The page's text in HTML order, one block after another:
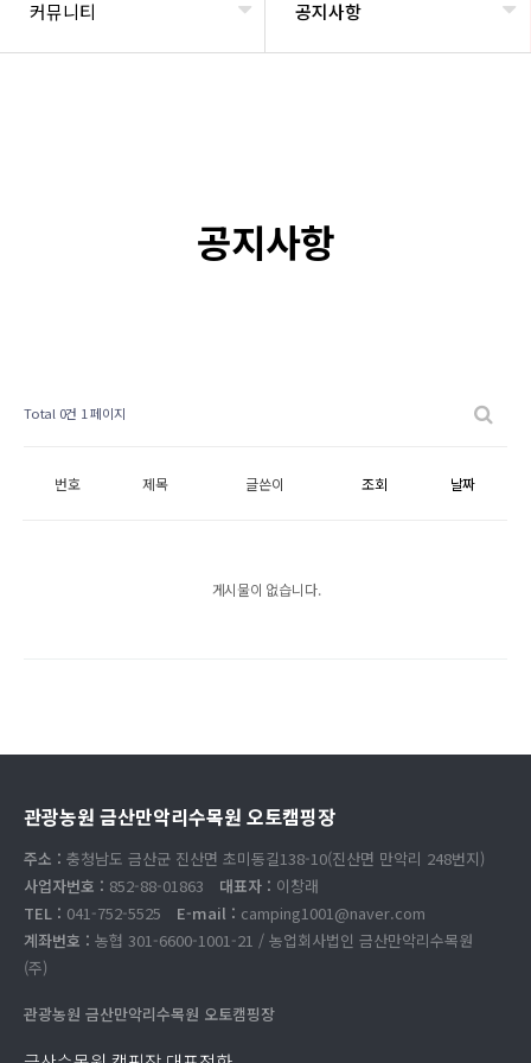
커뮤니티 공지사항
공지사항
Total 0건 1 페이지
번호 제목 글쓴이 조회 날짜
게시물이 없습니다.
관광농원 금산만악리수목원 오토캠핑장
주소 : 충청남도 금산군 진산면 초미동길138-10(진산면 만악리 248번지)
사업자번호 : 852-88-01863 대표자 : 이창래
TEL : 041-752-5525 E-mail : camping1001@naver.com
계좌번호 : 농협 301-6600-1001-21 / 농업회사법인 금산만악리수목원
(주)
관광농원 금산만악리수목원 오토캠핑장